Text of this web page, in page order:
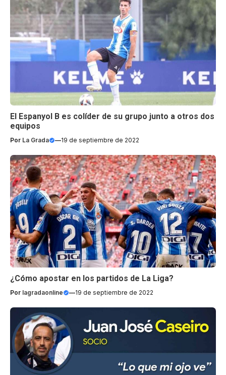
El Espanyol B es colíder de su grupo junto a otros dos
equipos
Por La Grada —19 de septiembre de 2022
¿Cómo apostar en los partidos de La Liga?
Por lagradaonline —19 de septiembre de 2022